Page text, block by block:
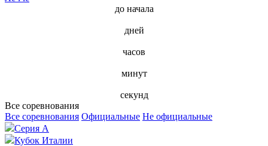
до начала
дней
часов
минут
секунд
Все соревнования
Все соревнования Официальные Не официальные
Серия А
Кубок Италии